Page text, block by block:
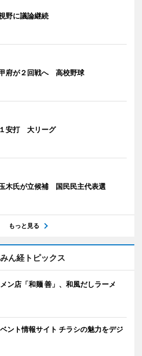
野に議論継続
府が２回戦へ 高校野球
安打 大リーグ
木氏が立候補 国民民主代表選
もっと見る
みん経トピックス
ン店「和麺 善」、和風だしラーメ
ント情報サイト チラシの魅力をデジ